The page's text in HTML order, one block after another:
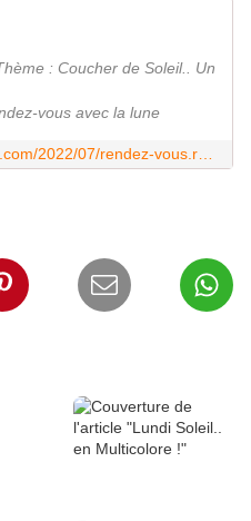
: Coucher de Soleil.. Un
vous avec la lune